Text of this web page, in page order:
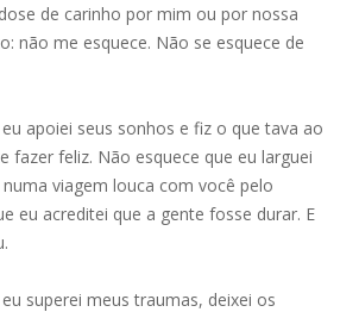
de carinho por mim ou por nossa
não me esquece. Não se esquece de
apoiei seus sonhos e fiz o que tava ao
fazer feliz. Não esquece que eu larguei
viagem louca com você pelo
eu acreditei que a gente fosse durar. E
superei meus traumas, deixei os